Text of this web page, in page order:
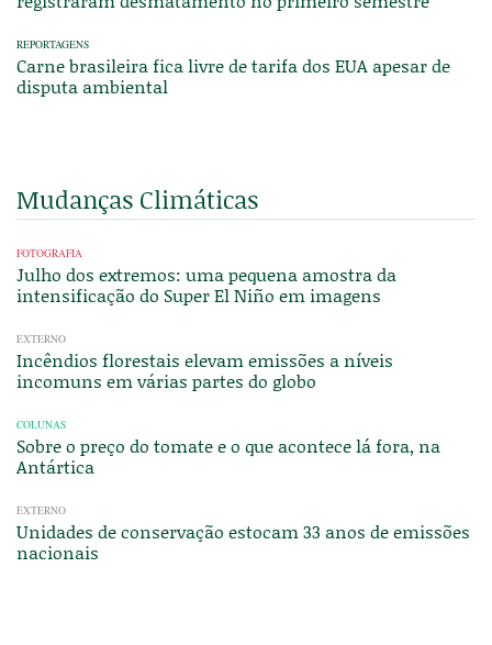
REPORTAGENS
Carne brasileira fica livre de tarifa dos EUA apesar de
disputa ambiental
Mudanças Climáticas
FOTOGRAFIA
Julho dos extremos: uma pequena amostra da
intensificação do Super El Niño em imagens
EXTERNO
Incêndios florestais elevam emissões a níveis
incomuns em várias partes do globo
COLUNAS
Sobre o preço do tomate e o que acontece lá fora, na
Antártica
EXTERNO
Unidades de conservação estocam 33 anos de emissões
nacionais